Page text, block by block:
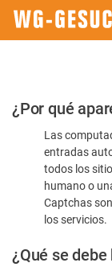
Por
favor,
confirme
humano
¿Por qué
Las
entradas
todos los
humano o
Captchas
los servicios.
¿Qué se debe